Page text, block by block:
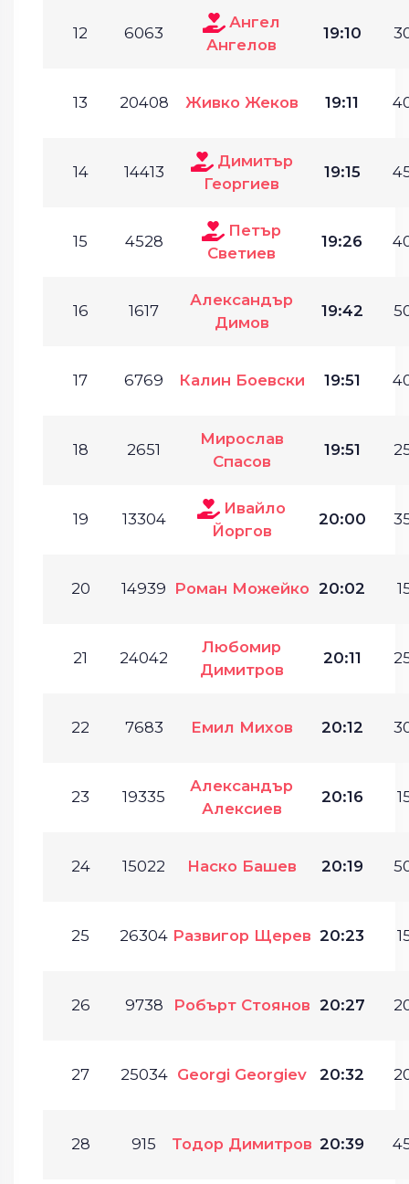
12 6063
Ангел
Ангелов
19:10
13 20408 Живко Жеков 19:11
14 14413
Димитър
Георгиев
19:15
15 4528
Петър
Светиев
19:26
16 1617
Александър
Димов
19:42
17 6769 Калин Боевски 19:51
18 2651
Мирослав
Спасов
19:51
19 13304
Ивайло
Йоргов
20:00
20 14939 Роман Можейко 20:02
21 24042
Любомир
Димитров
20:11
22 7683 Емил Михов 20:12
23 19335
Александър
Алексиев
20:16
24 15022 Наско Башев 20:19
25 26304 Развигор Щерев 20:23
26 9738 Робърт Стоянов 20:27
27 25034 Georgi Georgiev 20:32
28 915 Тодор Димитров 20:39